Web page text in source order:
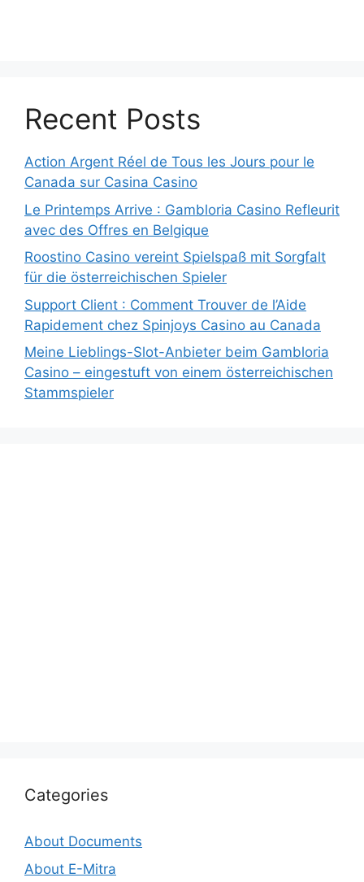
Recent Posts
Action Argent Réel de Tous les Jours pour le
Canada sur Casina Casino
Le Printemps Arrive : Gambloria Casino Refleurit
avec des Offres en Belgique
Roostino Casino vereint Spielspaß mit Sorgfalt
für die österreichischen Spieler
Support Client : Comment Trouver de l’Aide
Rapidement chez Spinjoys Casino au Canada
Meine Lieblings-Slot-Anbieter beim Gambloria
Casino – eingestuft von einem österreichischen
Stammspieler
Categories
About Documents
About E-Mitra